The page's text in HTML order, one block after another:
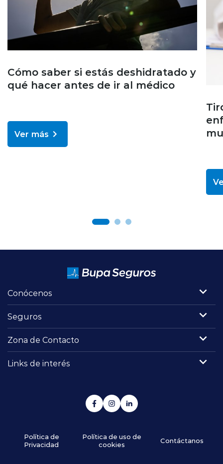
Cómo saber si estás deshidratado y
qué hacer antes de ir al médico
Ver más
Conócenos
Seguros
Zona de Contacto
Links de interés
Política de
Privacidad
Política de uso de
cookies
Contáctanos